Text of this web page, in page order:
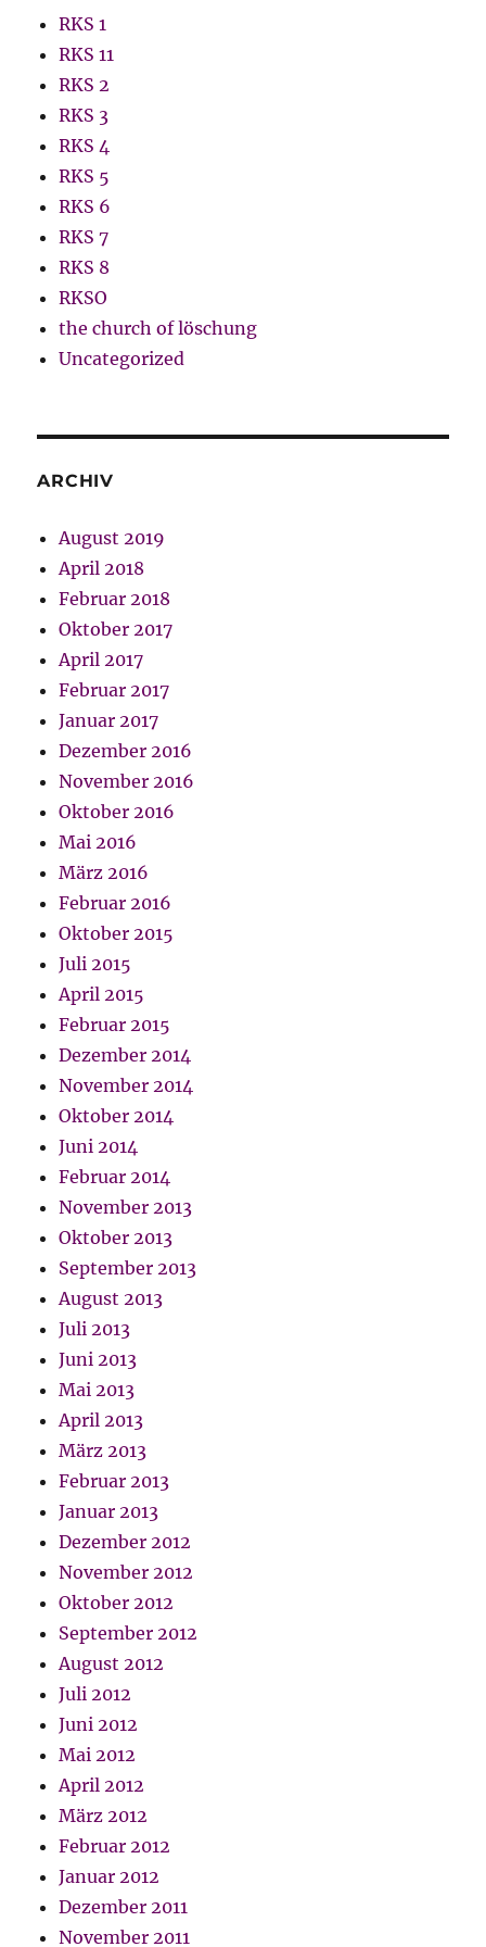
RKS 1
RKS 11
RKS 2
RKS 3
RKS 4
RKS 5
RKS 6
RKS 7
RKS 8
RKSO
the church of löschung
Uncategorized
ARCHIV
August 2019
April 2018
Februar 2018
Oktober 2017
April 2017
Februar 2017
Januar 2017
Dezember 2016
November 2016
Oktober 2016
Mai 2016
März 2016
Februar 2016
Oktober 2015
Juli 2015
April 2015
Februar 2015
Dezember 2014
November 2014
Oktober 2014
Juni 2014
Februar 2014
November 2013
Oktober 2013
September 2013
August 2013
Juli 2013
Juni 2013
Mai 2013
April 2013
März 2013
Februar 2013
Januar 2013
Dezember 2012
November 2012
Oktober 2012
September 2012
August 2012
Juli 2012
Juni 2012
Mai 2012
April 2012
März 2012
Februar 2012
Januar 2012
Dezember 2011
November 2011